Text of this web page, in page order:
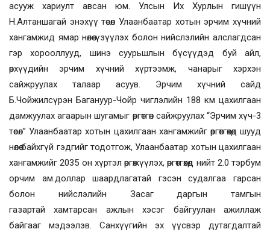
асууж хариулт авсан юм. Улсын Их Хурлын гишүүн
Н.Алтаншагай энэхүү төсөл Улаанбаатар хотын эрчим хүчний
хангамжид ямар нөлөө үзүүлэх болон нийслэлийн алслагдсан
гэр хорооллууд, шинэ суурьшлын бүсүүдэд буй айл,
өрхүүдийн эрчим хүчний хүртээмж, чанарыг хэрхэн
сайжруулах талаар асуув. Эрчим хүчний сайд
Б.Чойжилсүрэн Багануур-Чойр чиглэлийн 188 км цахилгаан
дамжуулах агаарын шугамыг өргөтгөн сайжруулах “Эрчим хүч-3
төсөл”Улаанбаатар хотын цахилгаан хангамжийг өргөтгөхөд шууд
нөлөө байхгүй гэдгийг тодотгож,Улаанбаатар хотын цахилгаан
хангамжийг 2035 он хүртэл өргөжүүлэх, өргөтгөхөд нийт2.0 тэрбум
орчим ам.доллар шаардлагатай гэсэн судалгаа гарсан
болон нийслэлийн Засаг даргын тамгын
газартайхамтарсан ажлын хэсэг байгуулан ажиллаж
байгааг мэдээлэв. Санхүүгийн эх үүсвэр дутагдалтай